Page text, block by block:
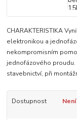
CHARAKTERISTIKA
elektronikou a
nekompromisním
jednofázového
stavebnictví, při
Dostupnost